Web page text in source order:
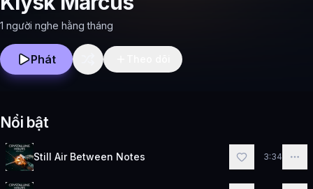
1 người nghe hằng tháng
Phát
Nổi bật
Still Air Between Notes 3:34